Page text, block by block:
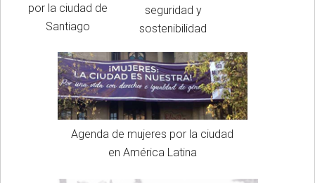
por la ciudad de
Santiago
seguridad y
sostenibilidad
Agenda de mujeres por la ciudad
en América Latina